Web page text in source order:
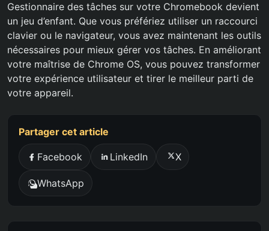
Gestionnaire des tâches sur votre Chromebook devient
un jeu d’enfant. Que vous préfériez utiliser un raccourci
clavier ou le navigateur, vous avez maintenant les outils
nécessaires pour mieux gérer vos tâches. En améliorant
votre maîtrise de Chrome OS, vous pouvez transformer
votre expérience utilisateur et tirer le meilleur parti de
votre appareil.
Partager cet article
Facebook LinkedIn X
WhatsApp